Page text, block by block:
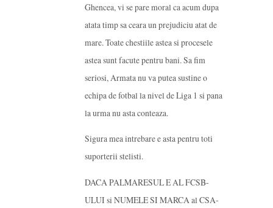
Ghencea, vi se pare moral ca acum dupa
atata timp sa ceara un prejudiciu atat de
mare. Toate chestiile astea si procesele
astea sunt facute pentru bani. Sa fim
seriosi, Armata nu va putea sustine o
echipa de fotbal la nivel de Liga 1 si pana
la urma nu asta conteaza.
Sigura mea intrebare e asta pentru toti
suporterii stelisti.
DACA PALMARESUL E AL FCSB-
ULUI si NUMELE SI MARCA al CSA-